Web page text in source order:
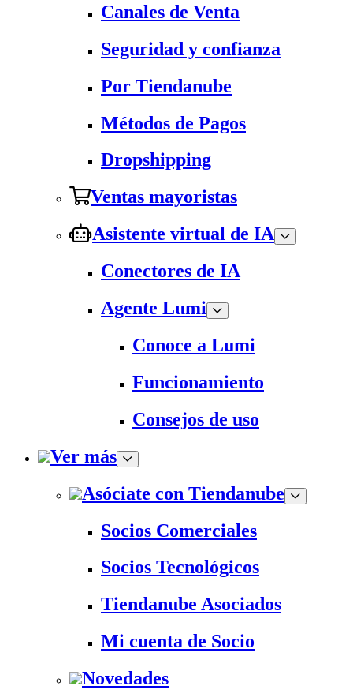
Canales de Venta
Seguridad y confianza
Por Tiendanube
Métodos de Pagos
Dropshipping
Ventas mayoristas
Asistente virtual de IA
Conectores de IA
Agente Lumi
Conoce a Lumi
Funcionamiento
Consejos de uso
Ver más
Asóciate con Tiendanube
Socios Comerciales
Socios Tecnológicos
Tiendanube Asociados
Mi cuenta de Socio
Novedades